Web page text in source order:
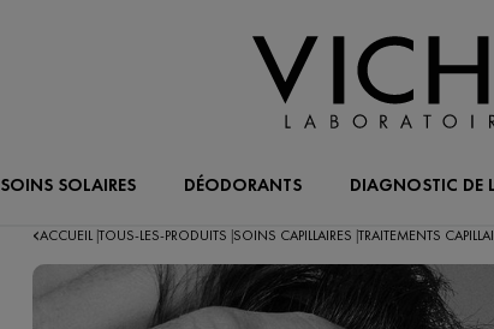
SOINS SOLAIRES DÉODORANTS DIAGNOSTIC DE
ACCUEIL |TOUS-LES-PRODUITS SOINS CAPILLAIRES |TRAITEMENTS